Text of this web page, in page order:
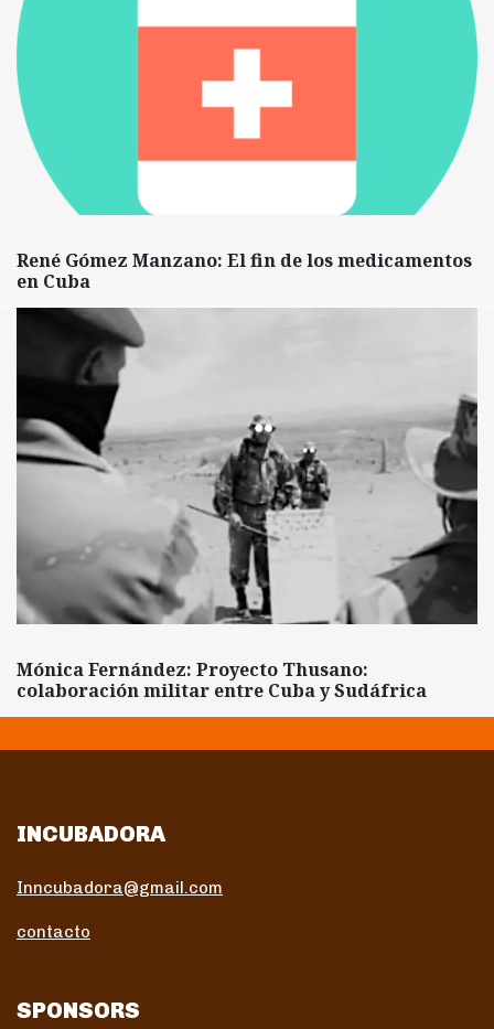
René Gómez Manzano: El fin de los medicamentos
en Cuba
Mónica Fernández: Proyecto Thusano:
colaboración militar entre Cuba y Sudáfrica
INCUBADORA
Inncubadora@gmail.com
contacto
SPONSORS